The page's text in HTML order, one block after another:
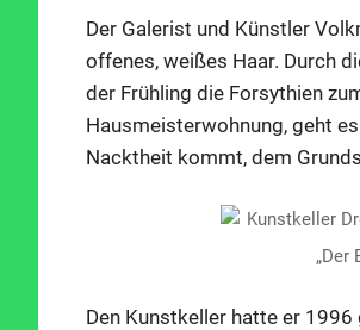
Der Galerist und Künstler
offenes, weißes Haar. Durch
der Frühling die Forsythien
Hausmeisterwohnung, geht
Nacktheit kommt, dem
„Der
Den Kunstkeller hatte er